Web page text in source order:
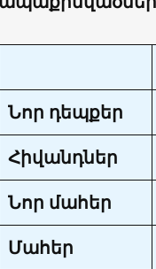
Նոր դեպքեր
Հիվանդներ
Նոր մահեր
Մահեր